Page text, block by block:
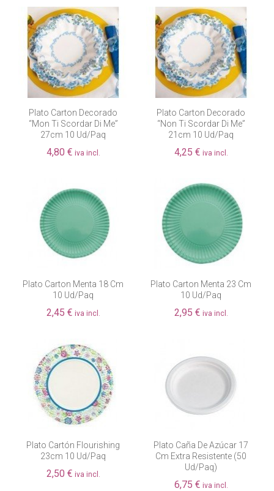
Plato Carton Decorado
“mon Ti Scordar Di Me”
27cm 10 Ud/paq
4,80 € iva incl.
Plato Carton Decorado
“non Ti Scordar Di Me”
21cm 10 Ud/paq
4,25 € iva incl.
Plato Carton Menta 18 Cm
10 Ud/paq
2,45 € iva incl.
Plato Carton Menta 23 Cm
10 Ud/paq
2,95 € iva incl.
Plato Cartón Flourishing
23cm 10 Ud/paq
2,50 € iva incl.
Plato Caña De Azúcar 17
Cm Extra Resistente (50
Ud/paq)
6,75 € iva incl.